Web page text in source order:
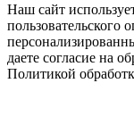
Наш сайт
пользовательского
даете согласие на
Политикой